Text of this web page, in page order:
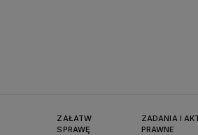
ZAŁATW
SPRAWĘ
ZADANIA I
PRAWNE